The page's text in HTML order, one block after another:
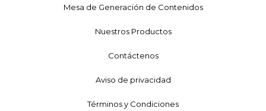
Mesa de Generación de Contenidos
Nuestros Productos
Contáctenos
Aviso de privacidad
Términos y Condiciones